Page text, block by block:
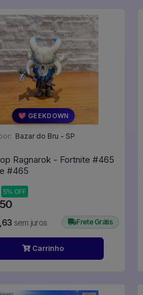
💖 GEEKDOWN
Bazar do Bru - SP
Ragnarok - Fortnite #465
- Fortnite #465
5% OFF
sem juros Frete Grátis
Carrinho